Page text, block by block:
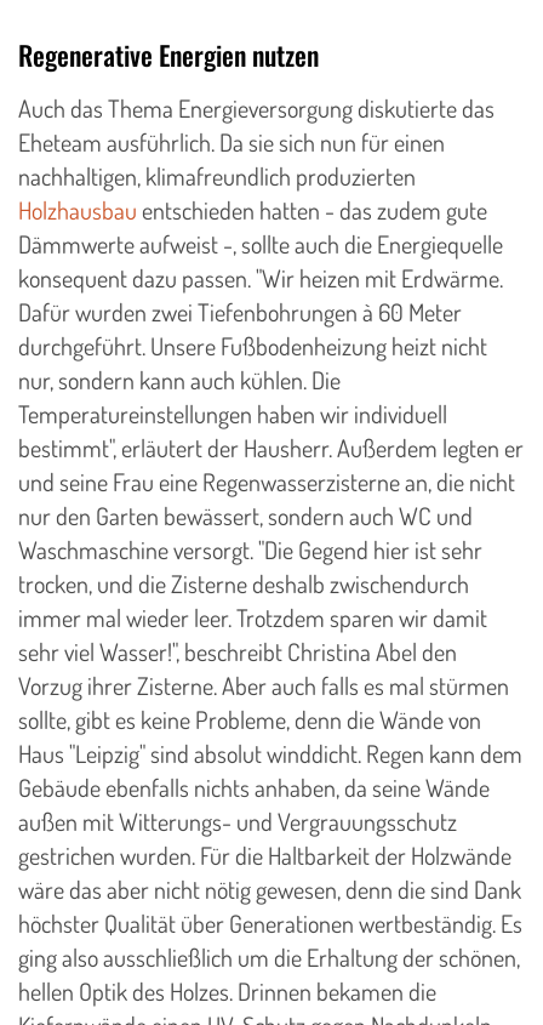
Regenerative Energien nutzen
Auch das Thema Energieversorgung diskutierte das
Eheteam ausführlich. Da sie sich nun für einen
nachhaltigen, klimafreundlich produzierten
Holzhausbau entschieden hatten - das zudem gute
Dämmwerte aufweist -, sollte auch die Energiequelle
konsequent dazu passen. "Wir heizen mit Erdwärme.
Dafür wurden zwei Tiefenbohrungen à 60 Meter
durchgeführt. Unsere Fußbodenheizung heizt nicht
nur, sondern kann auch kühlen. Die
Temperatureinstellungen haben wir individuell
bestimmt", erläutert der Hausherr. Außerdem legten er
und seine Frau eine Regenwasserzisterne an, die nicht
nur den Garten bewässert, sondern auch WC und
Waschmaschine versorgt. "Die Gegend hier ist sehr
trocken, und die Zisterne deshalb zwischendurch
immer mal wieder leer. Trotzdem sparen wir damit
sehr viel Wasser!", beschreibt Christina Abel den
Vorzug ihrer Zisterne. Aber auch falls es mal stürmen
sollte, gibt es keine Probleme, denn die Wände von
Haus "Leipzig" sind absolut winddicht. Regen kann dem
Gebäude ebenfalls nichts anhaben, da seine Wände
außen mit Witterungs- und Vergrauungsschutz
gestrichen wurden. Für die Haltbarkeit der Holzwände
wäre das aber nicht nötig gewesen, denn die sind Dank
höchster Qualität über Generationen wertbeständig. Es
ging also ausschließlich um die Erhaltung der schönen,
hellen Optik des Holzes. Drinnen bekamen die